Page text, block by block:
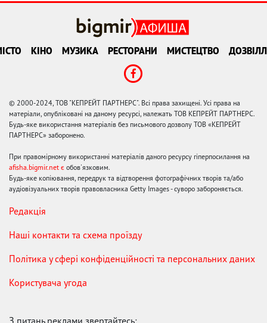
КІНО МУЗИКА РЕСТОРАНИ МИСТЕЦТВО
© 2000-2024, ТОВ "КЕПРЕЙТ ПАРТНЕРС". Всі права захищені. Усі права на
матеріали, опубліковані на даному ресурсі, належать ТОВ КЕПРЕЙТ ПАРТНЕРС.
Будь-яке використання матеріалів без письмового дозволу ТОВ «КЕПРЕЙТ
ПАРТНЕРС» заборонено.
При правомірному використанні матеріалів даного ресурсу гіперпосилання на
afisha.bigmir.net є обов'язковим.
Будь-яке копіювання, передрук та відтворення фотографічних творів та/або
аудіовізуальних творів правовласника Getty Images - суворо забороняється.
Редакція
Наші контакти та схема проїзду
Політика у сфері конфіденційності та персональних даних
Користувача угода
З питань реклами звертайтесь: